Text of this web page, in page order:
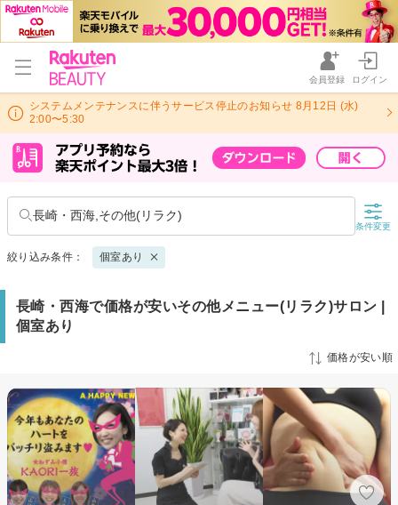
会員登録 ログイン
システムメンテナンスに伴うサービス停止のお知らせ 8月12日 (水)
2:00〜5:30
長崎・西海,その他(リラク)
条件変更
絞り込み条件： 個室あり
長崎・西海で価格が安いその他メニュー(リラク)サロン |
個室あり
価格が安い順